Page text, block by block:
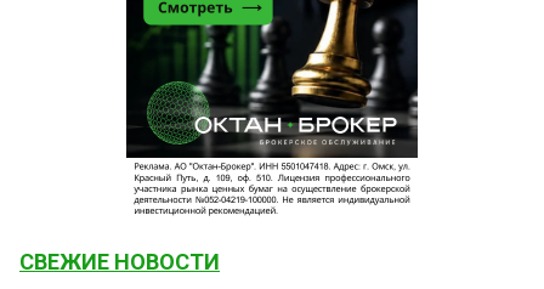
СВЕЖИЕ НОВОСТИ